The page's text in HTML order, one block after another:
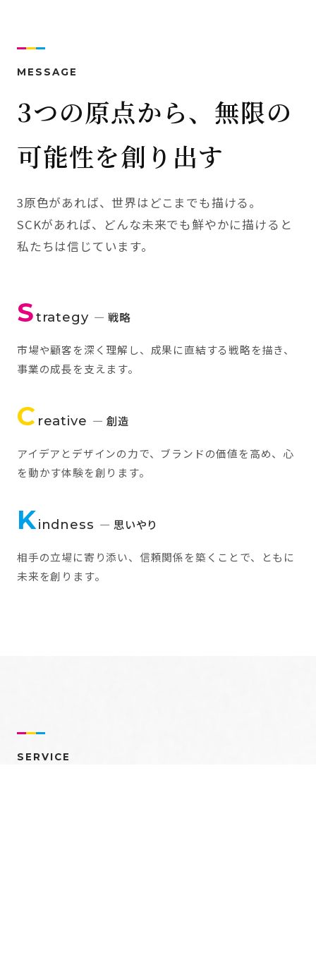
MESSAGE
3つの原点から、無限の
可能性を創り出す
3原色があれば、世界はどこまでも描ける。
SCKがあれば、どんな未来でも鮮やかに描けると
私たちは信じています。
Strategy — 戦略
市場や顧客を深く理解し、成果に直結する戦略を描き、
事業の成長を支えます。
C reative — 創造
アイデアとデザインの力で、ブランドの価値を高め、心
を動かす体験を創ります。
Kindness — 思いやり
相手の立場に寄り添い、信頼関係を築くことで、ともに
未来を創ります。
SERVICE